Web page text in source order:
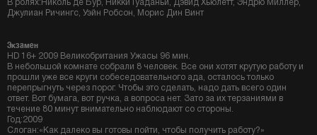
В ролях:Николь де Бур, Никки Гуаданьи, Дэвид Хьюлетт, Эндрю Миллер,
Джулиан Ричингс, Уэйн Робсон, Морис Дин Винт
Экзамен
HD 16+ 2009 Великобритания Ужасы 96 мин.
В небольшой комнате собрали 8 человек. Все они хотят крутую работу и
прошли уже все круги собеседовательного ада, осталось только
перепрыгнуть через порог. Чтобы это сделать, надо дать всего один
ответ. Вот бумага, вот ручка, а вопроса нет. Зато за их терзаниями в
течение 80 минут внимательно наблюдают со стороны.
Год:2009
Слоган:«Как далеко вы готовы пойти, чтобы получить работу?»